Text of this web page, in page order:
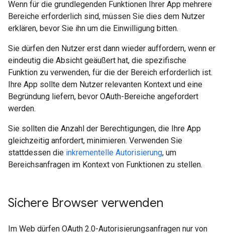
Wenn für die grundlegenden Funktionen Ihrer App mehrere
Bereiche erforderlich sind, müssen Sie dies dem Nutzer
erklären, bevor Sie ihn um die Einwilligung bitten.
Sie dürfen den Nutzer erst dann wieder auffordern, wenn er
eindeutig die Absicht geäußert hat, die spezifische
Funktion zu verwenden, für die der Bereich erforderlich ist.
Ihre App sollte dem Nutzer relevanten Kontext und eine
Begründung liefern, bevor OAuth-Bereiche angefordert
werden.
Sie sollten die Anzahl der Berechtigungen, die Ihre App
gleichzeitig anfordert, minimieren. Verwenden Sie
stattdessen die inkrementelle Autorisierung, um
Bereichsanfragen im Kontext von Funktionen zu stellen.
Sichere Browser verwenden
Im Web dürfen OAuth 2.0-Autorisierungsanfragen nur von